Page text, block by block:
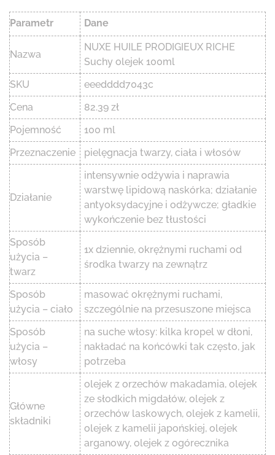
Parametr Dane
Nazwa
NUXE HUILE PRODIGIEUX RICHE
Suchy olejek 100ml
SKU
eeedddd7043c
Cena
82.39 zł
Pojemność
100 ml
Przeznaczenie
pielęgnacja twarzy, ciała i włosów
Działanie
intensywnie odżywia i naprawia
warstwę lipidową naskórka; działanie
antyoksydacyjne i odżywcze; gładkie
wykończenie bez tłustości
Sposób
użycia –
twarz
1x dziennie, okrężnymi ruchami od
środka twarzy na zewnątrz
Sposób
użycia – ciało
masować okrężnymi ruchami,
szczególnie na przesuszone miejsca
Sposób
użycia –
włosy
na suche włosy: kilka kropel w dłoni,
nakładać na końcówki tak często, jak
potrzeba
Główne
składniki
olejek z orzechów makadamia, olejek
ze słodkich migdałów, olejek z
orzechów laskowych, olejek z kamelii,
olejek z kamelii japońskiej, olejek
arganowy, olejek z ogórecznika